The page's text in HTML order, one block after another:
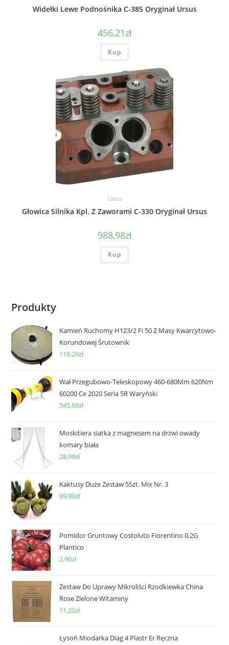
Widełki Lewe Podnośnika C-385 Oryginał Ursus
456,21zł
Kup
Ursus
Głowica Silnika Kpl. Z Zaworami C-330 Oryginał Ursus
988,98zł
Kup
Produkty
Kamień Ruchomy H123/2 Fi 50 Z Masy Kwarcytowo-
Korundowej Śrutownik
118,29zł
Wał Przegubowo-Teleskopowy 460-680Mm 620Nm
60200 Ce 2020 Seria 5R Waryński
545,69zł
Moskitiera siatka z magnesem na drzwi owady
komary biała
28,99zł
Kaktusy Duże Zestaw 5Szt. Mix Nr. 3
89,99zł
Pomidor Gruntowy Costoluto Fiorentino 0,2G
Plantico
2,90zł
Zestaw Do Uprawy Mikroliści Rzodkiewka China
Rose Zielone Witaminy
11,20zł
Łysoń Miodarka Diag 4 Plastr Er Ręczna